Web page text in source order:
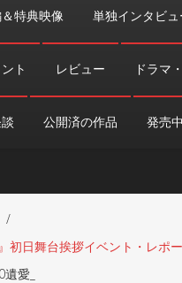
特典映像 単独インタビュ
ト レビュー ドラマ
公開済の作品 発売
日舞台挨拶イベント・レポ
愛_